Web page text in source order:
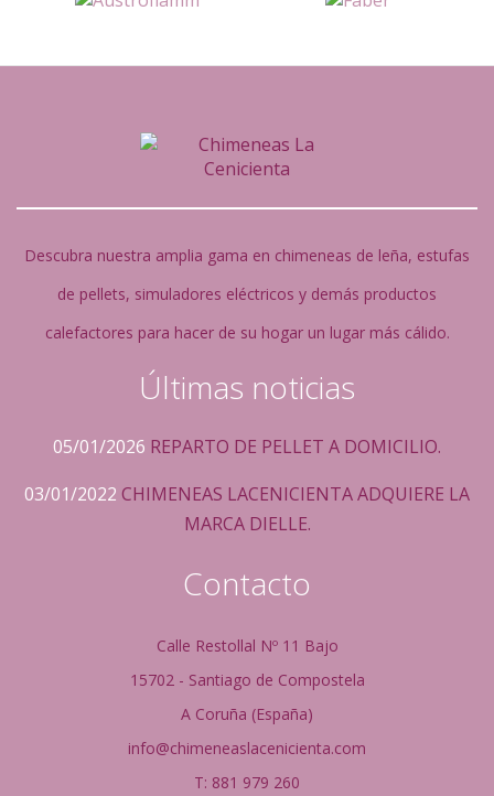
Descubra nuestra amplia gama en chimeneas de leña, estufas
de pellets, simuladores eléctricos y demás productos
calefactores para hacer de su hogar un lugar más cálido.
Últimas noticias
05/01/2026 REPARTO DE PELLET A DOMICILIO.
03/01/2022 CHIMENEAS LACENICIENTA ADQUIERE LA
MARCA DIELLE.
Contacto
Calle Restollal Nº 11 Bajo
15702 - Santiago de Compostela
A Coruña (España)
info@chimeneaslacenicienta.com
T: 881 979 260